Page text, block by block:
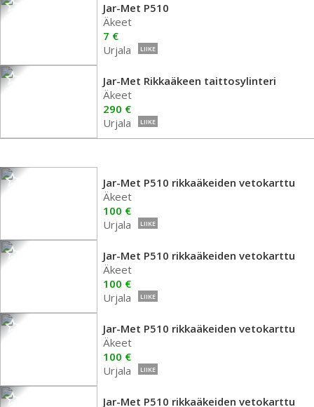
Jar-Met P510
Äkeet
7 €
Urjala
LIIKE
Jar-Met Rikkaäkeen taittosylinteri
Äkeet
290 €
Urjala
LIIKE
Jar-Met P510 rikkaäkeiden vetokarttu
Äkeet
100 €
Urjala
LIIKE
Jar-Met P510 rikkaäkeiden vetokarttu
Äkeet
100 €
Urjala
LIIKE
Jar-Met P510 rikkaäkeiden vetokarttu
Äkeet
100 €
Urjala
LIIKE
Jar-Met P510 rikkaäkeiden vetokarttu